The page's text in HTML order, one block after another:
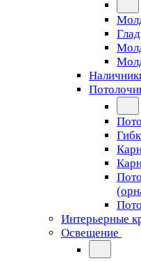
Интерьерные
Освещение